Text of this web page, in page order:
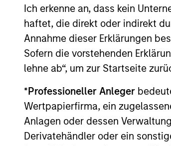
Ich erkenne an, dass kein
haftet, die direkt oder indirekt
Annahme dieser Erklärungen
Sofern die vorstehenden
lehne ab“, um zur Startseite
*Professioneller Anleger
Wertpapierfirma, ein
Anlagen oder dessen
Derivatehändler oder ein
Der Wert der Anlagen und der mit ihnen
voller Höhe zurückerhalten.
Die Performance versteht sich nach
(sofern angeboten) kann abweichen.
Anlageentscheidung treffen.
Der Einsatz von Fremdkapital erhöht die
Die auf dieser Webseite verfügbaren
Teilfonds in allen Ländern verfügbar sind
jeweils geltenden Gesetzen oder
Je höher die Kategorie (1-7), desto höher